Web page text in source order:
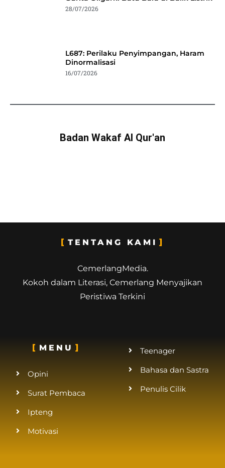
28/07/2026
L687: Perilaku Penyimpangan, Haram
Dinormalisasi
16/07/2026
Badan Wakaf Al Qur'an
TENTANG KAMI
CemerlangMedia.
Kokoh dalam Literasi, Cemerlang Menyajikan
Peristiwa Terkini
MENU
Opini
Surat Pembaca
Ipteng
Motivasi
Teenager
Bahasa dan Sastra
Penulis Cilik